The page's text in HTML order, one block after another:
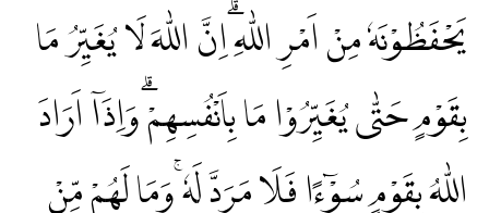
يَحْفَظُوْنَهٗ مِنْ اَمْرِ اللّٰهِ ۗاِنَّ اللّٰهَ لَا يُغَيِّرُ مَا
بِقَوْمٍ حَتّٰى يُغَيِّرُوْا مَا بِاَنْفُسِهِمْۗ وَاِذَآ اَرَادَ
اللّٰهُ بِقَوْمٍ سُوْۤءًا فَلَا مَرَدَّ لَهٗ ۚوَمَا لَهُمْ مِّنْ